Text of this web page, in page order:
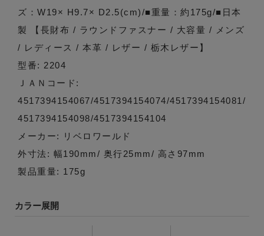
ズ：W19× H9.7× D2.5(cm)/■重量：約175g/■日本
製 【長財布 / ラウンドファスナー / 大容量 / メンズ
/ レディース / 本革 / レザー / 栃木レザー】
型番: 2204
ＪＡＮコード:
4517394154067/4517394154074/4517394154081/
4517394154098/4517394154104
メーカー: リベロワールド
外寸法: 幅190mm/ 奥行25mm/ 高さ97mm
製品重量: 175g
カラー展開